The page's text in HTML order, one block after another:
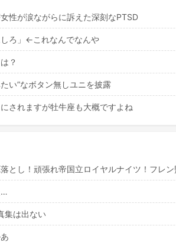
性が涙ながらに訴えた深刻なPTSD
しろ」←これなんでなんや
？
い”なボタン無しユニを披露
されますが牡牛座も大概ですよね
とし！頑張れ帝国立ロイヤルナイツ！フレ
…
集は出ない